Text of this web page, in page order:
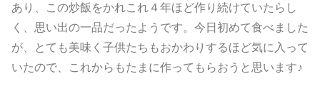
あり、この炒飯をかれこれ４年ほど作り続けていたらし
く、思い出の一品だったようです。今日初めて食べました
が、とても美味く子供たちもおかわりするほど気に入って
いたので、これからもたまに作ってもらおうと思います♪